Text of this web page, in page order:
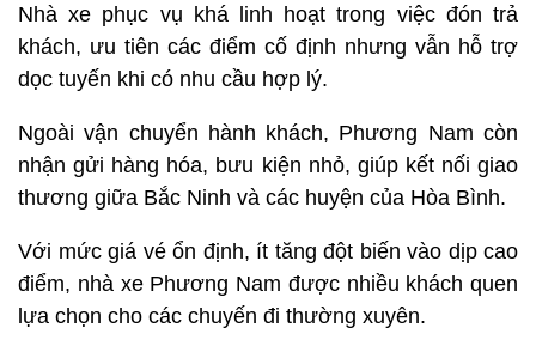
Nhà xe phục vụ khá linh hoạt trong việc đón trả
khách, ưu tiên các điểm cố định nhưng vẫn hỗ trợ
dọc tuyến khi có nhu cầu hợp lý.
Ngoài vận chuyển hành khách, Phương Nam còn
nhận gửi hàng hóa, bưu kiện nhỏ, giúp kết nối giao
thương giữa Bắc Ninh và các huyện của Hòa Bình.
Với mức giá vé ổn định, ít tăng đột biến vào dịp cao
điểm, nhà xe Phương Nam được nhiều khách quen
lựa chọn cho các chuyến đi thường xuyên.